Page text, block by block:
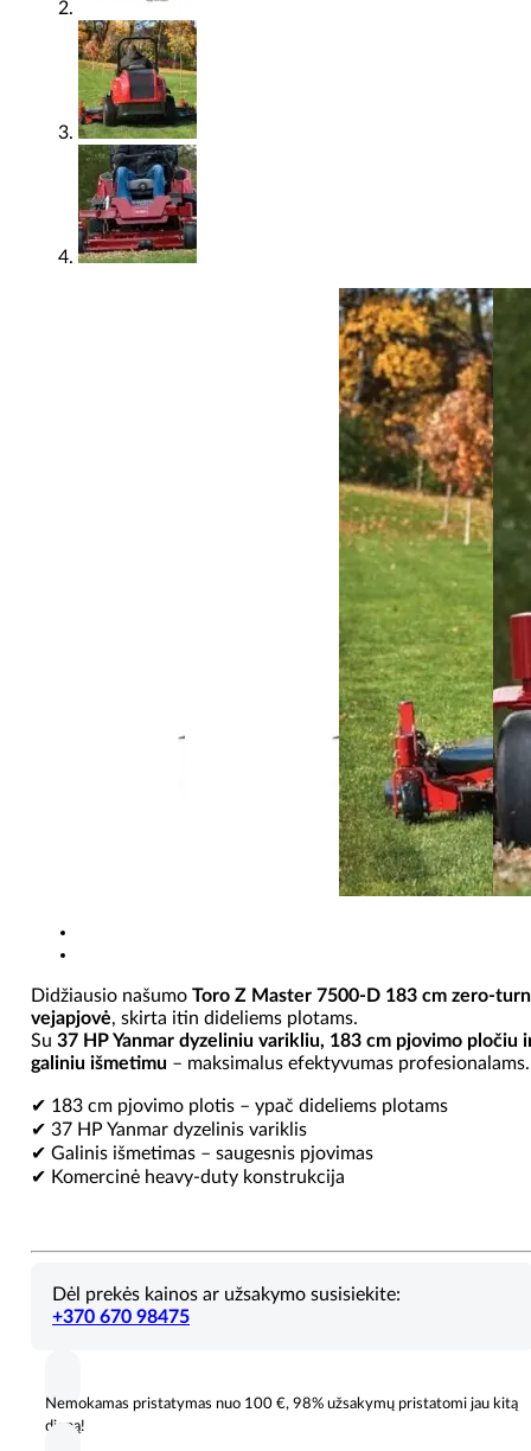
Didžiausio našumo Toro Z Master 7500-D 183 cm zero-turn
vejapjovė, skirta itin dideliems plotams.
Su 37 HP Yanmar dyzeliniu varikliu, 183 cm pjovimo pločiu
galiniu išmetimu – maksimalus efektyvumas profesionalams.
✔ 183 cm pjovimo plotis – ypač dideliems plotams
✔ 37 HP Yanmar dyzelinis variklis
✔ Galinis išmetimas – saugesnis pjovimas
✔ Komercinė heavy-duty konstrukcija
Dėl prekės kainos ar užsakymo susisiekite:
+370 670 98475
Nemokamas pristatymas nuo 100 €, 98% užsakymų pristatomi jau kitą
dieną!